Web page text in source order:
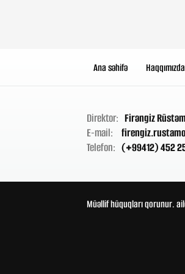
Ana səhifə Haqqımızda
Direktor: Firəngiz
E-mail:
Telefon: (+99412) 452
Müəllif hüquqları qorunur.